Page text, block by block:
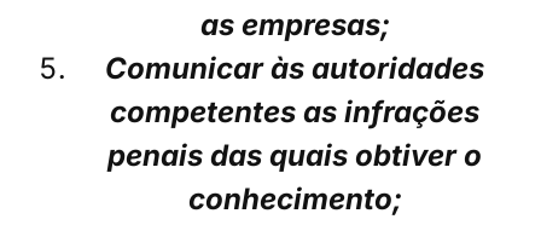
as empresas;
Comunicar às autoridades
competentes as infrações
penais das quais obtiver o
conhecimento;